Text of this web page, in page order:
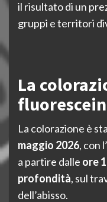
il risultato di un
gruppi e territori
La
La colorazione è
maggio 2026, con
a partire dalle ore
profondità, sul
dell’abisso.